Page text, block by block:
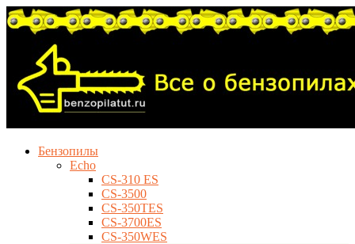
Бензопилы
Echo
CS-310 ES
CS-3500
CS-350TES
CS-3700ES
CS-350WES